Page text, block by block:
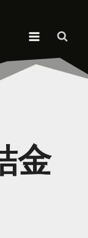
金